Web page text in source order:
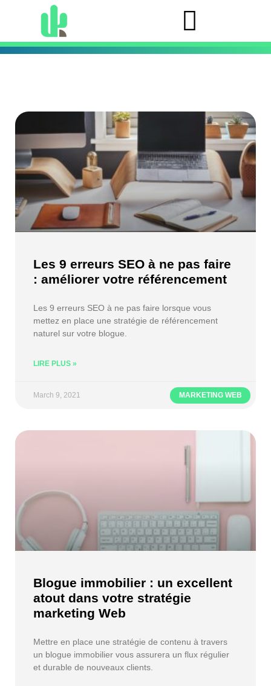
MARKETING WEB
Les 9 erreurs SEO à ne pas faire
: améliorer votre référencement
Les 9 erreurs SEO à ne pas faire lorsque vous
mettez en place une stratégie de référencement
naturel sur votre blogue.
LIRE PLUS »
March 9, 2021
Blogue immobilier : un excellent
atout dans votre stratégie
marketing Web
Mettre en place une stratégie de contenu à travers
un blogue immobilier vous assurera un flux régulier
et durable de nouveaux clients.